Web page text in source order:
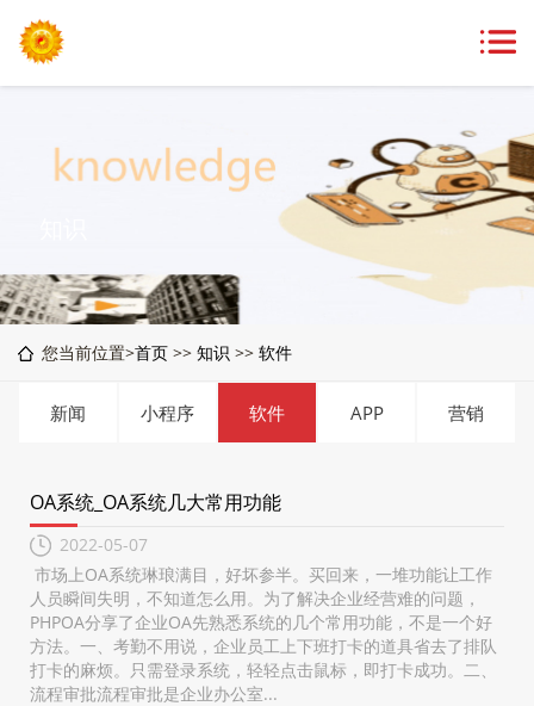
您当前位置>首页 >> 知识 >> 软件
新闻 小程序 软件 APP 营销
OA系统_OA系统几大常用功能
2022-05-07
市场上OA系统琳琅满目，好坏参半。买回来，一堆功能让工作
人员瞬间失明，不知道怎么用。为了解决企业经营难的问题，
PHPOA分享了企业OA先熟悉系统的几个常用功能，不是一个好
方法。一、考勤不用说，企业员工上下班打卡的道具省去了排队
打卡的麻烦。只需登录系统，轻轻点击鼠标，即打卡成功。二、
流程审批流程审批是企业办公室...